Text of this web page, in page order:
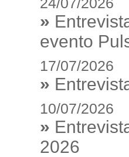
»
evento
17/07/2026
»
10/07/2026
»
2026